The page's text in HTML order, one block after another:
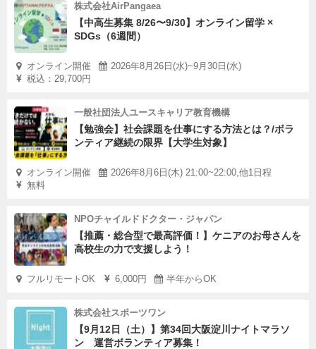
株式会社AirPangaea
【中高生募集 8/26〜9/30】オンライン留学 ×
SDGs（6週間）
オンライン開催
2026年8月26日(水)~9月30日(水)
税込：29,700円
一般社団法人ユースキャリア教育機構
【勉強会】社会課題を仕事にする方法とは？/ボラ
ンティア継続の限界【大学生対象】
オンライン開催
2026年8月6日(木) 21:00~22:00,他1日程
無料
NPOチャイルドドクター・ジャパン
【推薦・総合型で最高評価！】ケニアのお母さんを
高校生の力で支援しよう！
フルリモートOK 6,000円 半年からOK
株式会社スポーツワン
【9月12日（土）】第34回大阪淀川ナイトマラソ
ン 運営ボランティア募集！